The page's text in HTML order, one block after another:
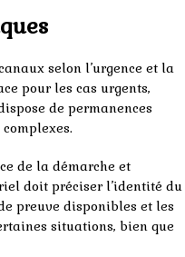
selon l’urgence et la
pour les cas urgents,
de permanences
de la démarche et
doit préciser l’identité du
preuve disponibles et les
situations, bien que